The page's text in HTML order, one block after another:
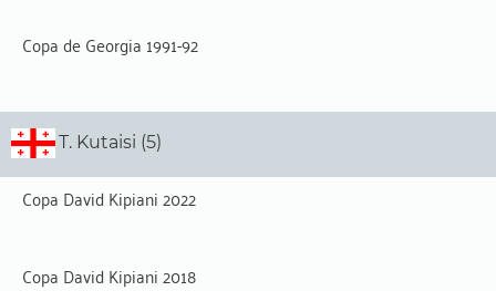
Copa de Georgia 1991-92
T. Kutaisi (5)
Copa David Kipiani 2022
Copa David Kipiani 2018